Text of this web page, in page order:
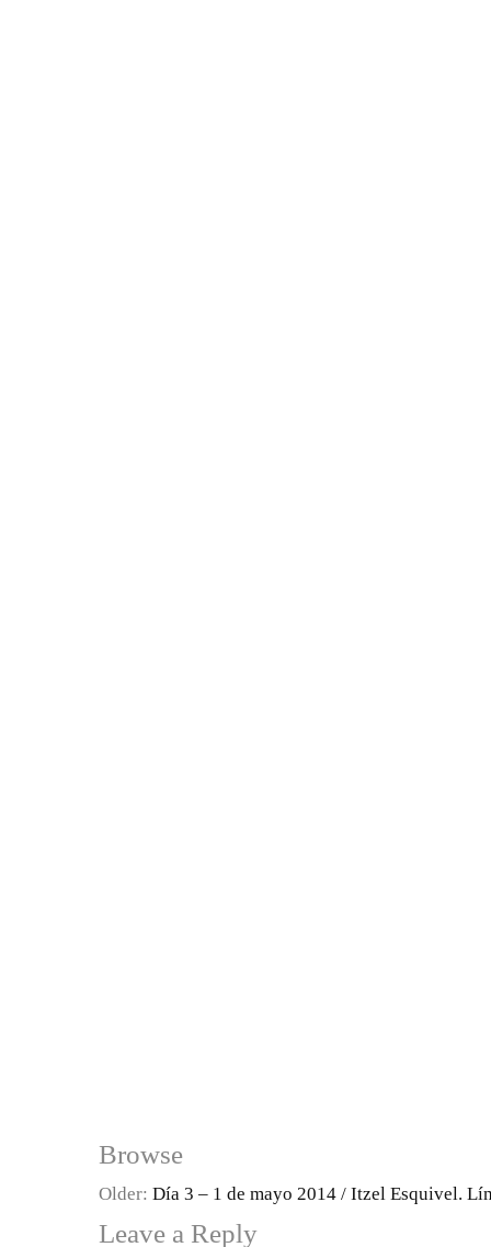
Browse
Older: Día 3 – 1 de mayo 2014 / Itzel Esquivel.
Leave a Reply